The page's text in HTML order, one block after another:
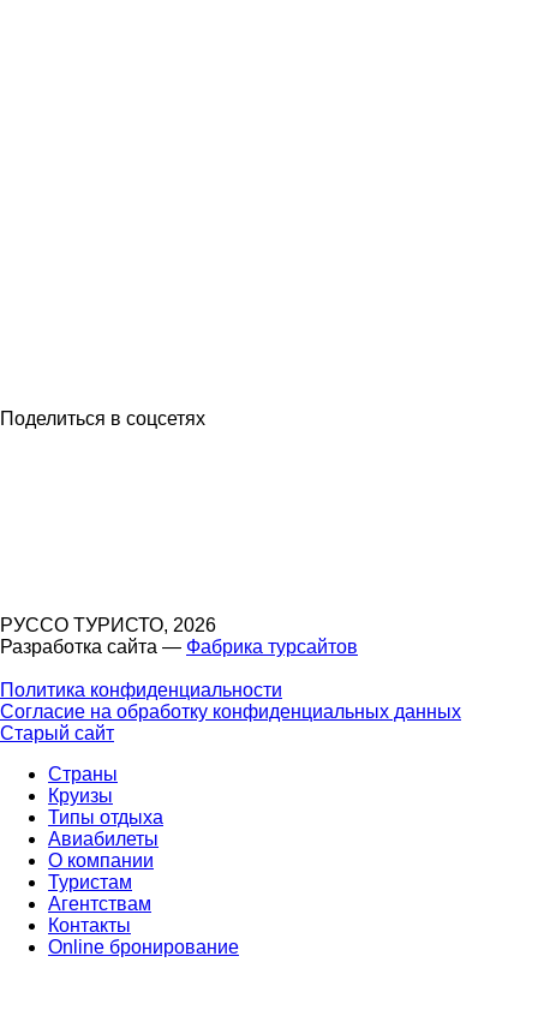
Поделиться в соцсетях
РУССО ТУРИСТО, 2026
Разработка сайта — Фабрика турсайтов
Политика конфиденциальности
Согласие на обработку конфиденциальных данных
Старый сайт
Страны
Круизы
Типы отдыха
Авиабилеты
О компании
Туристам
Агентствам
Контакты
Online бронирование